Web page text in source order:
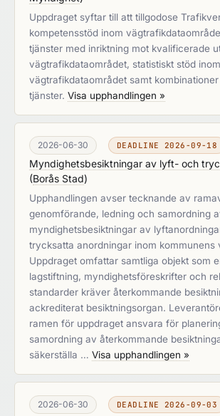
Uppdraget syftar till att tillgodose
kompetensstöd inom
tjänster med inriktning mot kvalificerade
vägtrafikdataområdet, statistiskt stöd inom
vägtrafikdataområdet samt
tjänster. Visa upphandlingen »
2026-06-30 DEADLINE 2026-09-18
Myndighetsbesiktningar av lyft- och
(Borås Stad)
Upphandlingen avser tecknande av
genomförande, ledning och samordning
myndighetsbesiktningar av
trycksatta anordningar inom kommunens
Uppdraget omfattar samtliga objekt som
lagstiftning, myndighetsföreskrifter och
standarder kräver återkommande
ackrediterat besiktningsorgan.
ramen för uppdraget ansvara för
samordning av återkommande
säkerställa … Visa upphandlingen »
2026-06-30 DEADLINE 2026-09-03